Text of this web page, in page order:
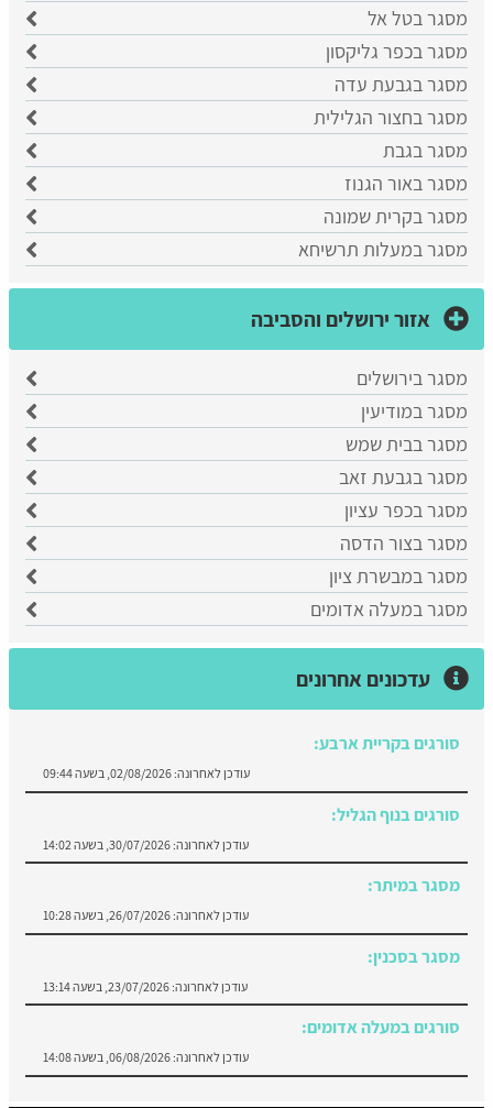
מסגר בטל אל
מסגר בכפר גליקסון
מסגר בגבעת עדה
מסגר בחצור הגלילית
מסגר בגבת
מסגר באור הגנוז
מסגר בקרית שמונה
מסגר במעלות תרשיחא
אזור ירושלים והסביבה
מסגר בירושלים
מסגר במודיעין
מסגר בבית שמש
מסגר בגבעת זאב
מסגר בכפר עציון
מסגר בצור הדסה
מסגר במבשרת ציון
מסגר במעלה אדומים
עדכונים אחרונים
סורגים בקריית ארבע:
עודכן לאחרונה:02/08/2026, בשעה 09:44
סורגים בנוף הגליל:
עודכן לאחרונה: 30/07/2026, בשעה 14:02
מסגר במיתר:
עודכן לאחרונה: 26/07/2026, בשעה 10:28
מסגר בסכנין:
עודכן לאחרונה: 23/07/2026, בשעה 13:14
סורגים במעלה אדומים:
עודכן לאחרונה: 06/08/2026, בשעה 14:08